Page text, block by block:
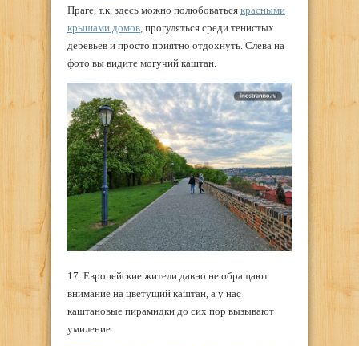
Праге, т.к. здесь можно полюбоваться красными
крышами домов, прогуляться среди тенистых
деревьев и просто приятно отдохнуть. Слева на
фото вы видите могучий каштан.
17. Европейские жители давно не обращают
внимание на цветущий каштан, а у нас
каштановые пирамидки до сих пор вызывают
умиление.